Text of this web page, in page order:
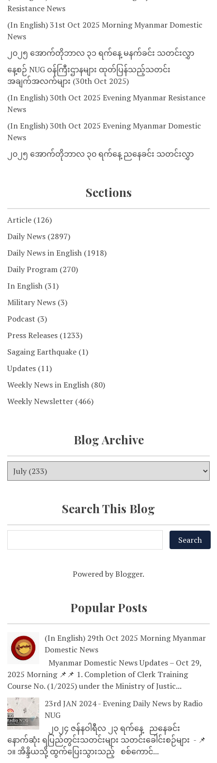
Resistance News
(In English) 31st Oct 2025 Morning Myanmar Domestic
News
၂၀၂၅ အောက်တိုဘာလ ၃၁ ရက်နေ့ မနက်ခင်း သတင်းလွှာ
နေ့စဉ် NUG ဝန်ကြီးဌာနများ ထုတ်ပြန်သည့်သတင်း
အချက်အလက်များ (30th Oct 2025)
(In English) 30th Oct 2025 Evening Myanmar Resistance
News
(In English) 30th Oct 2025 Evening Myanmar Domestic
News
၂၀၂၅ အောက်တိုဘာလ ၃၀ ရက်နေ့ ညနေခင်း သတင်းလွှာ
Sections
Article (126)
Daily News (2897)
Daily News in English (1918)
Daily Program (270)
In English (31)
Military News (3)
Podcast (3)
Press Releases (1233)
Sagaing Earthquake (1)
Updates (11)
Weekly News in English (80)
Weekly Newsletter (466)
Blog Archive
Search This Blog
Powered byBlogger.
Popular Posts
(In English) 29th Oct 2025 Morning Myanmar
Domestic News
Myanmar Domestic News Updates – Oct 29,
2025 Morning 📌📌 1. Completion of Clerk Training
Course No. (1/2025) under the Ministry of Justic...
23rd JAN 2024 - Evening Daily News by Radio
NUG
၂၀၂၄ ဇန်နဝါရီလ ၂၃ ရက်နေ့ ညနေခင်း
နောက်ဆုံး ရပြည်တွင်းသတင်းများ သတင်းခေါင်းစဉ်များ - 📌
၁။ အိန္ဒိယသို့ ထွက်ပြေးသွားသည့် စစ်ကောင်...